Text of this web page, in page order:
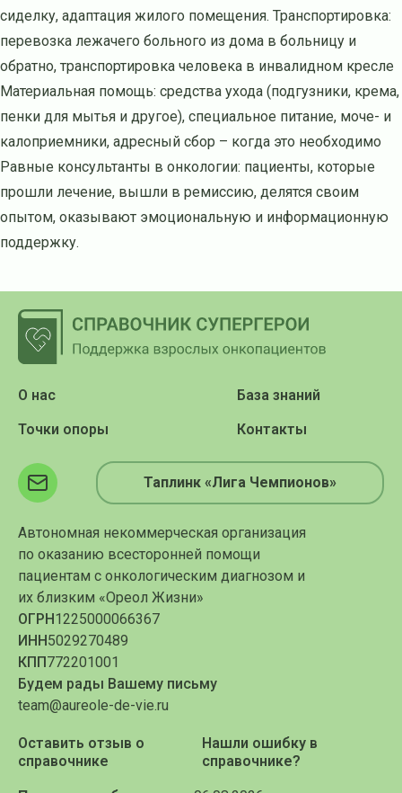
сиделку, адаптация жилого помещения. Транспортировка:
перевозка лежачего больного из дома в больницу и
обратно, транспортировка человека в инвалидном кресле
Материальная помощь: средства ухода (подгузники, крема,
пенки для мытья и другое), специальное питание, моче- и
калоприемники, адресный сбор – когда это необходимо
Равные консультанты в онкологии: пациенты, которые
прошли лечение, вышли в ремиссию, делятся своим
опытом, оказывают эмоциональную и информационную
поддержку.
Оставить отзыв о
справочнике
Нашли ошибку в
справочнике?
Автономная некоммерческая организация
по оказанию всесторонней помощи
пациентам с онкологическим диагнозом и
их близким «Ореол Жизни»
ОГРН1225000066367
ИНН5029270489
КПП772201001
Будем рады Вашему письму
team@aureole-de-vie.ru
О нас
База знаний
Точки опоры
Контакты
Таплинк «Лига Чемпионов»